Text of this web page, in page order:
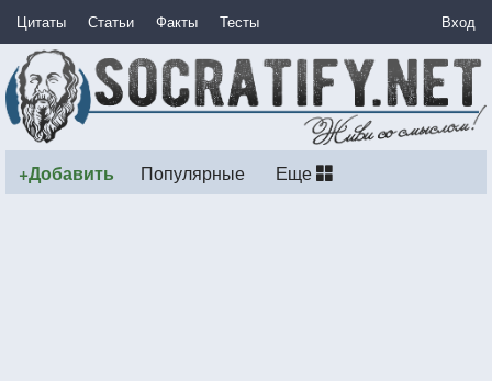
Цитаты Статьи Факты Тесты Вход
+Добавить Популярные Еще